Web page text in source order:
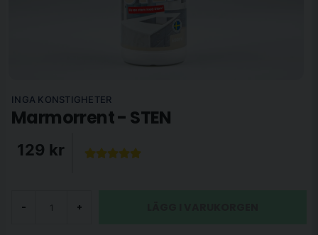
INGA KONSTIGHETER
Marmorrent - STEN
129 kr
- +